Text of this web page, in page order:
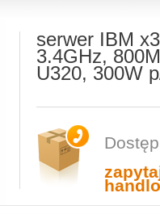
serwer IBM
3.4GHz,
U320, 300W